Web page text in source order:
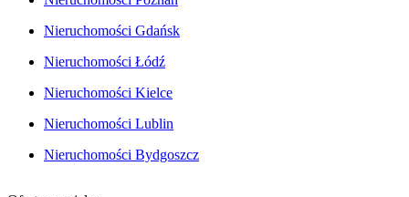
Nieruchomości Gdańsk
Nieruchomości Łódź
Nieruchomości Kielce
Nieruchomości Lublin
Nieruchomości Bydgoszcz